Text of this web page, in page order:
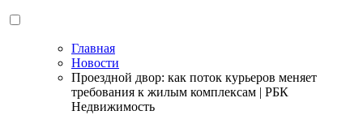
Главная
Новости
Проездной двор: как поток курьеров меняет
требования к жилым комплексам | РБК
Недвижимость